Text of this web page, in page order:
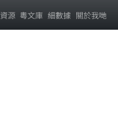
資源 粵文庫 細數據 關於我哋